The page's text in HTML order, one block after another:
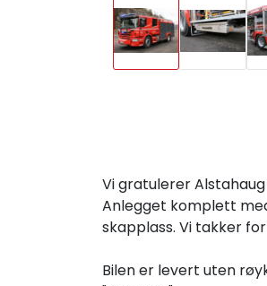
Vi gratulerer
Anlegget komplett
skapplass. Vi takker
Bilen er levert uten